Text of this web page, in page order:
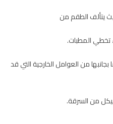
يتألف الطقم من
تخطي المطبات.
من العوامل الخارجية التي قد
من السرقة.